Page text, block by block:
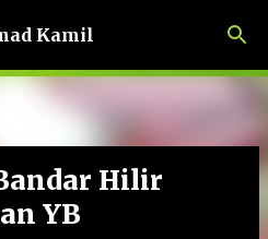
utama
Kamil
Hilir
YB